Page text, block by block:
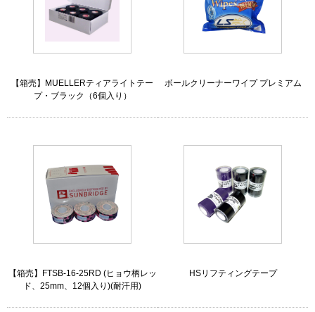
【箱売】MUELLERティアライトテー
プ・ブラック（6個入り）
ボールクリーナーワイプ プレミアム
【箱売】FTSB-16-25RD (ヒョウ柄レッ
ド、25mm、12個入り)(耐汗用)
HSリフティングテープ